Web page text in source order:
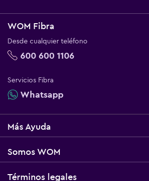
WOM Fibra
Desde cualquier teléfono
600 600 1106
Servicios Fibra
Whatsapp
Más Ayuda
Somos WOM
Términos legales